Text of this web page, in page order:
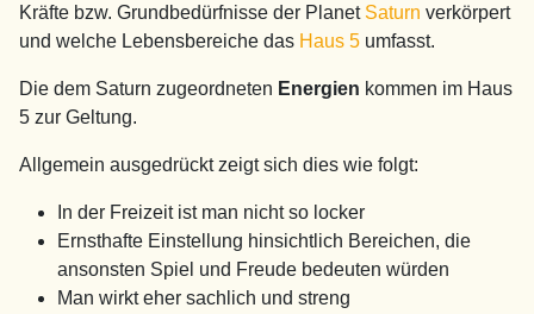
Kräfte bzw. Grundbedürfnisse der Planet Saturn verkörpert
und welche Lebensbereiche das Haus 5 umfasst.
Die dem Saturn zugeordneten Energien kommen im Haus
5 zur Geltung.
Allgemein ausgedrückt zeigt sich dies wie folgt:
In der Freizeit ist man nicht so locker
Ernsthafte Einstellung hinsichtlich Bereichen, die
ansonsten Spiel und Freude bedeuten würden
Man wirkt eher sachlich und streng